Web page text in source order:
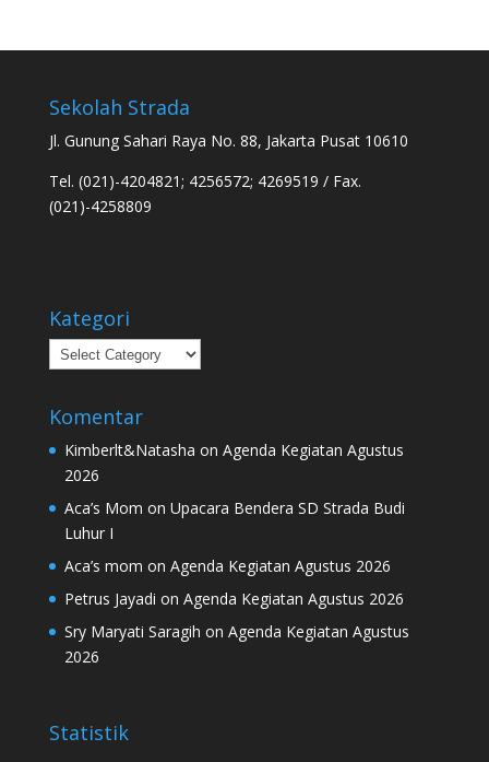
Sekolah Strada
Jl. Gunung Sahari Raya No. 88, Jakarta Pusat 10610
Tel. (021)-4204821; 4256572; 4269519 / Fax.
(021)-4258809
Kategori
Kategori
Komentar
Kimberlt&Natasha on Agenda Kegiatan Agustus
2026
Aca’s Mom on Upacara Bendera SD Strada Budi
Luhur I
Aca’s mom on Agenda Kegiatan Agustus 2026
Petrus Jayadi on Agenda Kegiatan Agustus 2026
Sry Maryati Saragih on Agenda Kegiatan Agustus
2026
Statistik